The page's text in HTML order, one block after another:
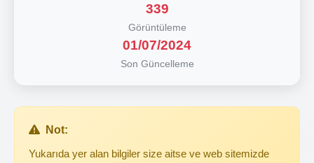
339
Görüntüleme
01/07/2024
Son Güncelleme
Not:
Yukarıda yer alan bilgiler size aitse ve web sitemizde